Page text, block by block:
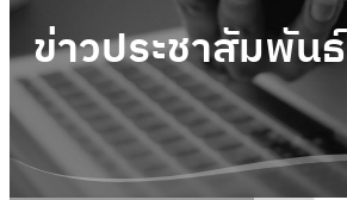
ข่าวประชาสัมพันธ์